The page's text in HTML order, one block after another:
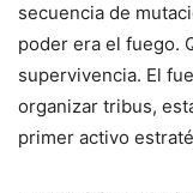
secuencia de
poder era el fuego.
supervivencia. El
organizar tribus,
primer activo